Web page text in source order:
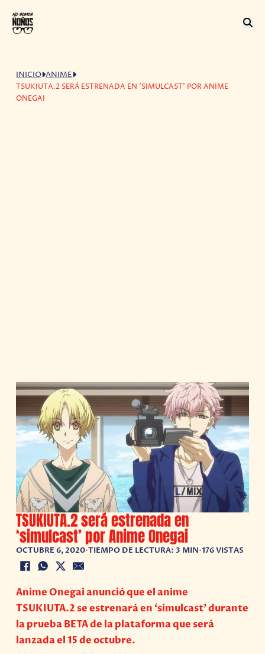
INICIO ANIME
TSUKIUTA.2 SERÁ ESTRENADA EN 'SIMULCAST' POR ANIME
ONEGAI
TSUKIUTA.2 será estrenada en
‘simulcast’ por Anime Onegai
OCTUBRE 6, 2020•TIEMPO DE LECTURA: 3 MIN•176 VISTAS
Anime Onegai anunció que el anime
TSUKIUTA.2 se estrenará en ‘simulcast’ durante
la prueba BETA de la plataforma que será
lanzada el 15 de octubre.